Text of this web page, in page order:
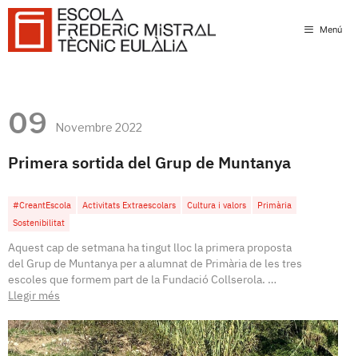
Skip
Menú
09 Novembre 2022
Primera sortida del Grup de Muntanya
#CreantEscola Activitats Extraescolars Cultura i valors
Primària
Sostenibilitat
Aquest cap de setmana ha tingut lloc la primera proposta
del Grup de Muntanya per a alumnat de Primària de les tres
escoles que formem part de la Fundació Collserola. …
Llegir més